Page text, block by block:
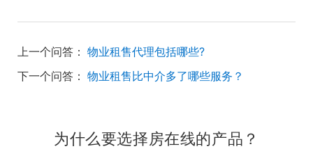
上一个问答： 物业租售代理包括哪些?
下一个问答： 物业租售比中介多了哪些服务？
为什么要选择房在线的产品？